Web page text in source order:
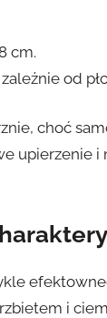
cm.
od
choć
upierzenie
i